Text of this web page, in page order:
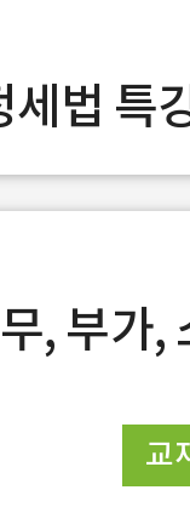
법 특
, 부가,
교